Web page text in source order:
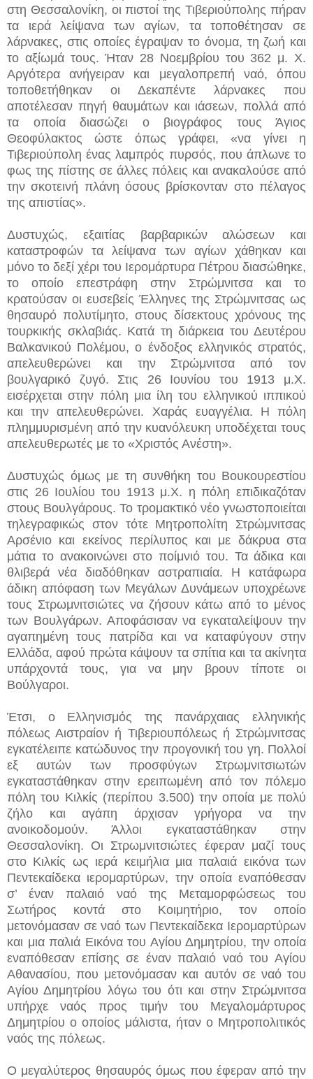
στη Θεσσαλονίκη, οι πιστοί της Τιβεριούπολης πήραν
τα ιερά λείψανα των αγίων, τα τοποθέτησαν σε
λάρνακες, στις οποίες έγραψαν το όνομα, τη ζωή και
το αξίωμά τους. Ήταν 28 Νοεμβρίου του 362 μ. Χ.
Αργότερα ανήγειραν και μεγαλοπρεπή ναό, όπου
τοποθετήθηκαν οι Δεκαπέντε λάρνακες που
αποτέλεσαν πηγή θαυμάτων και ιάσεων, πολλά από
τα οποία διασώζει ο βιογράφος τους Άγιος
Θεοφύλακτος ώστε όπως γράφει, «να γίνει η
Τιβεριούπολη ένας λαμπρός πυρσός, που άπλωνε το
φως της πίστης σε άλλες πόλεις και ανακαλούσε από
την σκοτεινή πλάνη όσους βρίσκονταν στο πέλαγος
της απιστίας».
Δυστυχώς, εξαιτίας βαρβαρικών αλώσεων και
καταστροφών τα λείψανα των αγίων χάθηκαν και
μόνο το δεξί χέρι του Ιερομάρτυρα Πέτρου διασώθηκε,
το οποίο επεστράφη στην Στρώμνιτσα και το
κρατούσαν οι ευσεβείς Έλληνες της Στρώμνιτσας ως
θησαυρό πολυτίμητο, στους δίσεκτους χρόνους της
τουρκικής σκλαβιάς. Κατά τη διάρκεια του Δευτέρου
Βαλκανικού Πολέμου, ο ένδοξος ελληνικός στρατός,
απελευθερώνει και την Στρώμνιτσα από τον
βουλγαρικό ζυγό. Στις 26 Ιουνίου του 1913 μ.Χ.
εισέρχεται στην πόλη μια ίλη του ελληνικού ιππικού
και την απελευθερώνει. Χαράς ευαγγέλια. Η πόλη
πλημμυρισμένη από την κυανόλευκη υποδέχεται τους
απελευθερωτές με το «Χριστός Ανέστη».
Δυστυχώς όμως με τη συνθήκη του Βουκουρεστίου
στις 26 Ιουλίου του 1913 μ.Χ. η πόλη επιδικαζόταν
στους Βουλγάρους. Το τρομακτικό νέο γνωστοποιείται
τηλεγραφικώς στον τότε Μητροπολίτη Στρώμνιτσας
Αρσένιο και εκείνος περίλυπος και με δάκρυα στα
μάτια το ανακοινώνει στο ποίμνιό του. Τα άδικα και
θλιβερά νέα διαδόθηκαν αστραπιαία. Η κατάφωρα
άδικη απόφαση των Μεγάλων Δυνάμεων υποχρέωνε
τους Στρωμνιτσιώτες να ζήσουν κάτω από το μένος
των Βουλγάρων. Αποφάσισαν να εγκαταλείψουν την
αγαπημένη τους πατρίδα και να καταφύγουν στην
Ελλάδα, αφού πρώτα κάψουν τα σπίτια και τα ακίνητα
υπάρχοντά τους, για να μην βρουν τίποτε οι
Βούλγαροι.
Έτσι, ο Ελληνισμός της πανάρχαιας ελληνικής
πόλεως Αιστραίον ή Τιβεριουπόλεως ή Στρώμνιτσας
εγκατέλειπε κατώδυνος την προγονική του γη. Πολλοί
εξ αυτών των προσφύγων Στρωμνιτσιωτών
εγκαταστάθηκαν στην ερειπωμένη από τον πόλεμο
πόλη του Κιλκίς (περίπου 3.500) την οποία με πολύ
ζήλο και αγάπη άρχισαν γρήγορα να την
ανοικοδομούν. Άλλοι εγκαταστάθηκαν στην
Θεσσαλονίκη. Οι Στρωμνιτσιώτες έφεραν μαζί τους
στο Κιλκίς ως ιερά κειμήλια μια παλαιά εικόνα των
Πεντεκαίδεκα ιερομαρτύρων, την οποία εναπόθεσαν
σ’ έναν παλαιό ναό της Μεταμορφώσεως του
Σωτήρος κοντά στο Κοιμητήριο, τον οποίο
μετονόμασαν σε ναό των Πεντεκαίδεκα Ιερομαρτύρων
και μια παλιά Εικόνα του Αγίου Δημητρίου, την οποία
εναπόθεσαν επίσης σε έναν παλαιό ναό του Αγίου
Αθανασίου, που μετονόμασαν και αυτόν σε ναό του
Αγίου Δημητρίου λόγω του ότι και στην Στρώμνιτσα
υπήρχε ναός προς τιμήν του Μεγαλομάρτυρος
Δημητρίου ο οποίος μάλιστα, ήταν ο Μητροπολιτικός
ναός της πόλεως.
Ο μεγαλύτερος θησαυρός όμως που έφεραν από την